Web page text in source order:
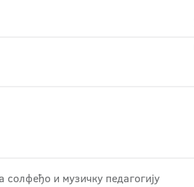
солфеђо и музичку педагогију